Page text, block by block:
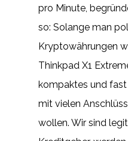
pro Minute,
so: Solange man
Kryptowährungen
Thinkpad X1
kompaktes und
mit vielen
wollen. Wir sind